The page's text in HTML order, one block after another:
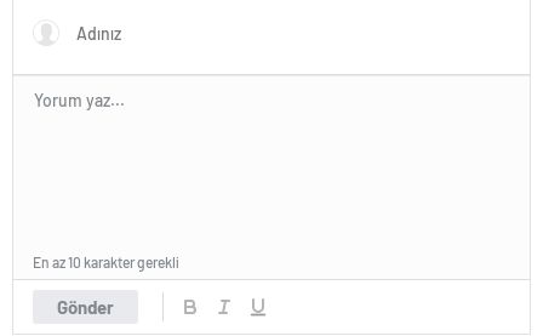
Gönder
En az 10 karakter gerekli